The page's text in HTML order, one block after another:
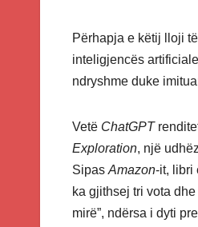
Përhapja e këtij lloji
inteligjencës
ndryshme duke
Vetë ChatGPT
Exploration, një
SipasAmazon-it, libri
ka gjithsej tri vota
mirë”, ndërsa i dyti